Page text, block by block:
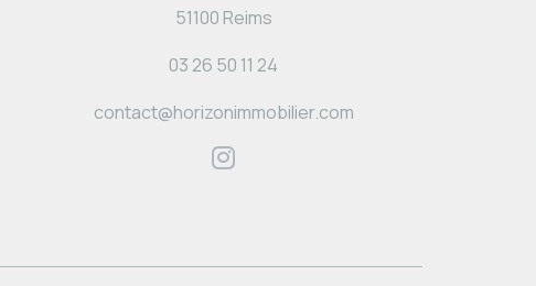
51100 Reims
03 26 50 11 24
contact@horizonimmobilier.com